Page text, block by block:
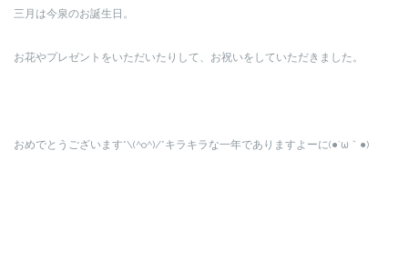
三月は今泉のお誕生日。
お花やプレゼントをいただいたりして、お祝いをしていただきました。
おめでとうございます*\(^o^)/*キラキラな一年でありますよーに(●´ω｀●)